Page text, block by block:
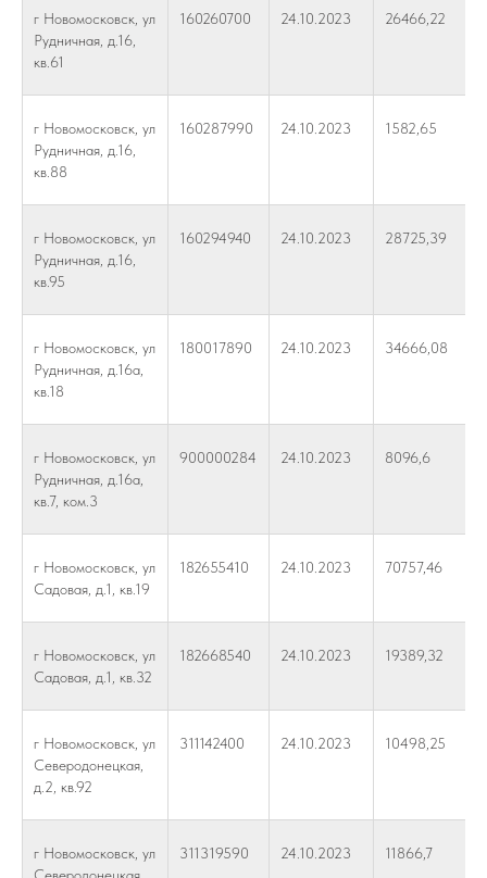
г Новомосковск, ул
Рудничная, д.16,
кв.61
160260700 24.10.2023 26466,22
г Новомосковск, ул
Рудничная, д.16,
кв.88
160287990 24.10.2023 1582,65
г Новомосковск, ул
Рудничная, д.16,
кв.95
160294940 24.10.2023 28725,39
г Новомосковск, ул
Рудничная, д.16а,
кв.18
180017890 24.10.2023 34666,08
г Новомосковск, ул
Рудничная, д.16а,
кв.7, ком.3
900000284 24.10.2023 8096,6
г Новомосковск, ул
Садовая, д.1, кв.19
182655410 24.10.2023 70757,46
г Новомосковск, ул
Садовая, д.1, кв.32
182668540 24.10.2023 19389,32
г Новомосковск, ул
Северодонецкая,
д.2, кв.92
311142400 24.10.2023 10498,25
г Новомосковск, ул
311319590 24.10.2023 11866,7